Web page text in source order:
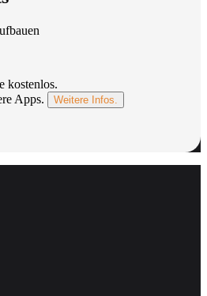
kostenlos.
Apps.
Weitere Infos.